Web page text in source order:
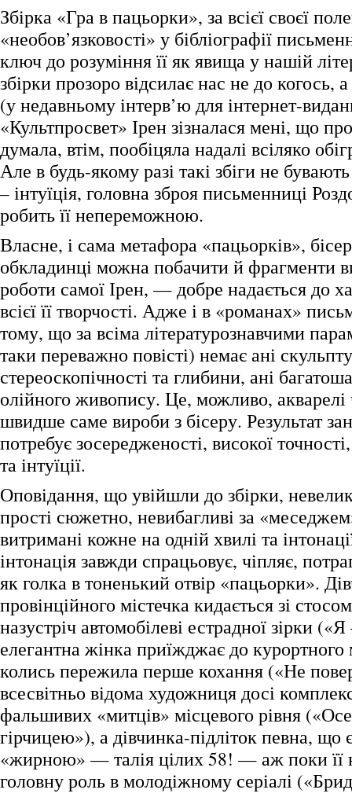
Збірка «Гра в пацьорки», за всієї своєї
«необов’язковості» у бібліографії
ключ до розуміння її як явища у нашій
збірки прозоро відсилає нас не до когось,
(у недавньому інтерв’ю для інтернет-
«Культпросвет» Ірен зізналася мені, що
думала, втім, пообіцяла надалі всіляко
Але в будь-якому разі такі збіги не
– інтуїція, головна зброя письменниці
робить її непереможною.
Власне, і сама метафора «пацьорків»,
обкладинці можна побачити й фрагменти
роботи самої Ірен, — добре надається до
всієї її творчості. Адже і в «романах»
тому, що за всіма літературознавчими
таки переважно повісті) немає ані
стереоскопічності та глибини, ані
олійного живопису. Це, можливо,
швидше саме вироби з бісеру. Результат
потребує зосередженості, високої
та інтуїції.
Оповідання, що увійшли до збірки,
прості сюжетно, невибагливі за
витримані кожне на одній хвилі та
інтонація завжди спрацьовує, чіпляє,
як голка в тоненький отвір «пацьорки».
провінційного містечка кидається зі
назустріч автомобілеві естрадної зірки
елегантна жінка приїжджає до курортного
колись пережила перше кохання («Не
всесвітньо відома художниця досі
фальшивих «митців» місцевого рівня
гірчицею»), а дівчинка-підліток певна,
«жирною» — талія цілих 58! — аж поки її
головну роль в молодіжному серіалі